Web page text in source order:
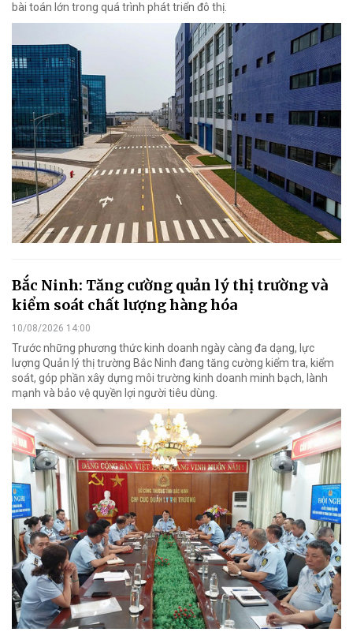
bài toán lớn trong quá trình phát triển đô thị.
Bắc Ninh: Tăng cường quản lý thị trường và
kiểm soát chất lượng hàng hóa
10/08/2026 14:00
Trước những phương thức kinh doanh ngày càng đa dạng, lực
lượng Quản lý thị trường Bắc Ninh đang tăng cường kiểm tra, kiểm
soát, góp phần xây dựng môi trường kinh doanh minh bạch, lành
mạnh và bảo vệ quyền lợi người tiêu dùng.